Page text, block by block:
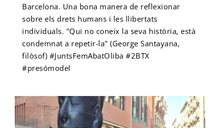
Barcelona. Una bona manera de reflexionar
sobre els drets humans i les llibertats
individuals. "Qui no coneix la seva història, està
condemnat a repetir-la" (George Santayana,
filòsof) #JuntsFemAbatOliba #2BTX
#presómodel